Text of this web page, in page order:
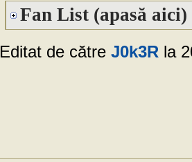
Fan List (apasă aici)
Editat de către J0k3R la